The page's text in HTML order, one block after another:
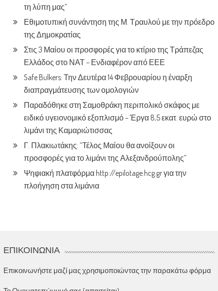
τη λύπη μας”
Εθιμοτυπική συνάντηση της Μ. Τραυλού με την πρόεδρο
της Δημοκρατίας
Στις 3 Μαίου οι προσφορές για το κτίριο της Τράπεζας
Ελλάδος στο ΝΑΤ – Ενδιαφέρον από ΕΕΕ
Safe Bulkers: Την Δευτέρα 14 Φεβρουαρίου η έναρξη
διαπραγμάτευσης των ομολογιών
Παραδόθηκε στη Σαμοθράκη περιπολικό σκάφος με
ειδικό υγειονομικό εξοπλισμό – Έργα 8,5 εκατ. ευρώ στο
λιμάνι της Καμαριώτισσας
Γ. Πλακιωτάκης: “Τέλος Μαίου θα ανοίξουν οι
προσφορές για το λιμάνι της Αλεξανδρούπολης”
Ψηφιακή πλατφόρμα http://epilotage.hcg.gr για την
πλοήγηση στα λιμάνια
ΕΠΙΚΟΙΝΩΝΊΑ
Επικοινωνήστε μαζί μας χρησιμοποιώντας την παρακάτω φόρμα